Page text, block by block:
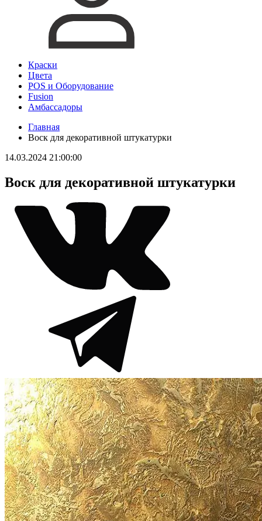
Краски
Цвета
POS и Оборудование
Fusion
Амбассадоры
Главная
Воск для декоративной штукатурки
14.03.2024 21:00:00
Воск для декоративной штукатурки